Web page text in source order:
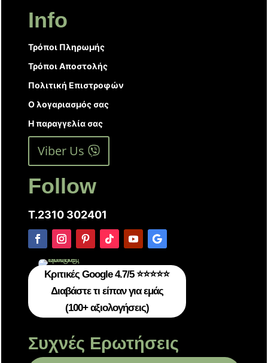
Info
Τρόποι Πληρωμής
Τρόποι Αποστολής
Πολιτική Επιστροφών
Ο λογαριασμός σας
Η παραγγελία σας
Viber Us
Follow
T.2310 302401
Κριτικές Google 4.7/5 ⭐⭐⭐⭐⭐
Διαβάστε τι είπαν για εμάς
(100+ αξιολογήσεις)
Συχνές Ερωτήσεις